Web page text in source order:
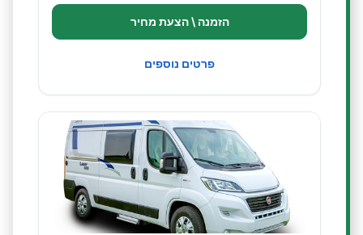
הזמנה \ הצעת מחיר
פרטים נוספים